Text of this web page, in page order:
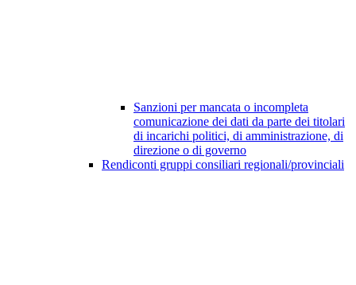
Sanzioni per mancata o incompleta
comunicazione dei dati da parte dei titolari
di incarichi politici, di amministrazione, di
direzione o di governo
Rendiconti gruppi consiliari regionali/provinciali